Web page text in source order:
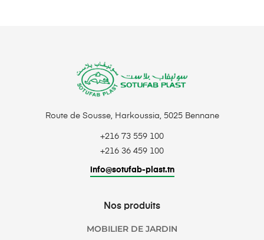
Route de Sousse, Harkoussia, 5025 Bennane
+216 73 559 100
+216 36 459 100
info@sotufab-plast.tn
Nos produits
MOBILIER DE JARDIN